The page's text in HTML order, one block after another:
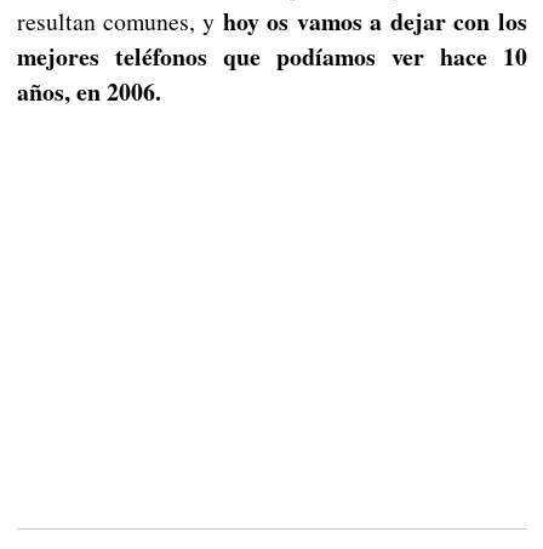
resultan comunes, y hoy os vamos a dejar con los
mejores teléfonos que podíamos ver hace 10
años, en 2006.